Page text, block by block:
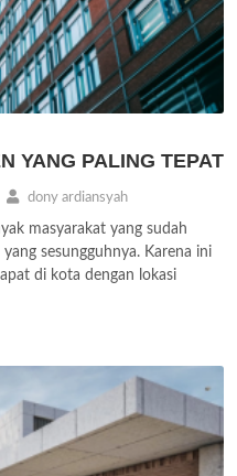
YANG PALING TEPAT
dony ardiansyah
masyarakat yang sudah
sesungguhnya. Karena ini
di kota dengan lokasi